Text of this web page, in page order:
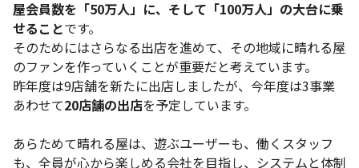
屋会員数を「50万人」に、そして「100万人」の大台に乗
せることです。
そのためにはさらなる出店を進めて、その地域に晴れる屋
のファンを作っていくことが重要だと考えています。
昨年度は9店舗を新たに出店しましたが、今年度は3事業
あわせて20店舗の出店を予定しています。
あらためて晴れる屋は、遊ぶユーザーも、働くスタッフ
も、全員が心から楽しめる会社を目指し、システムと体制